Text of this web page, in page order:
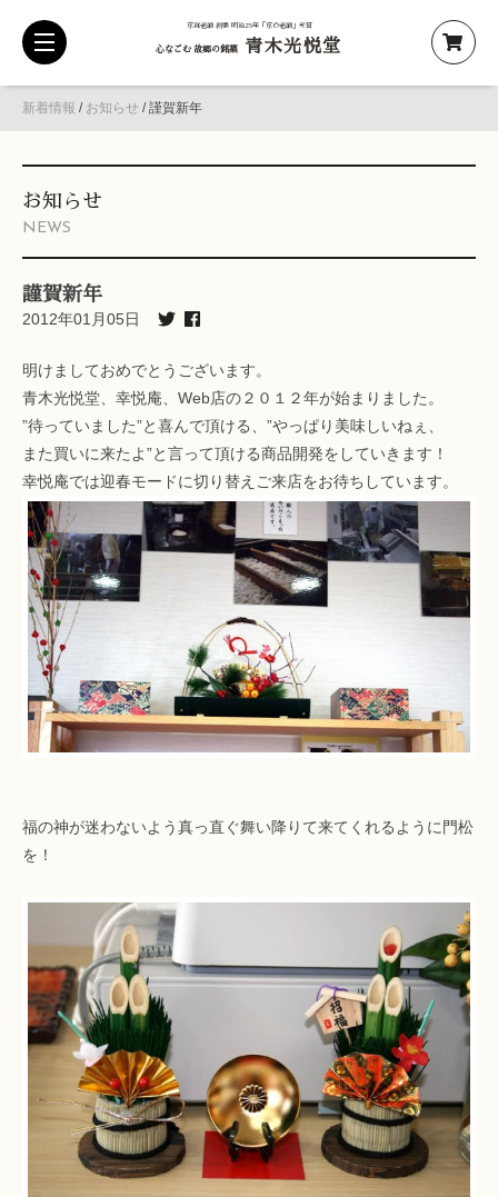
京都老舗 創業 明治25年「京の老舗」受賞
心なごむ 故郷の銘菓 青木光悦堂
toggle
navigation
新着情報 / お知らせ /謹賀新年
お知らせ
NEWS
謹賀新年
2012年01月05日
明けましておめでとうございます。
青木光悦堂、幸悦庵、Web店の２０１２年が始まりました。
”待っていました”と喜んで頂ける、”やっぱり美味しいねぇ、
また買いに来たよ”と言って頂ける商品開発をしていきます！
幸悦庵では迎春モードに切り替えご来店をお待ちしています。
福の神が迷わないよう真っ直ぐ舞い降りて来てくれるように門松
を！